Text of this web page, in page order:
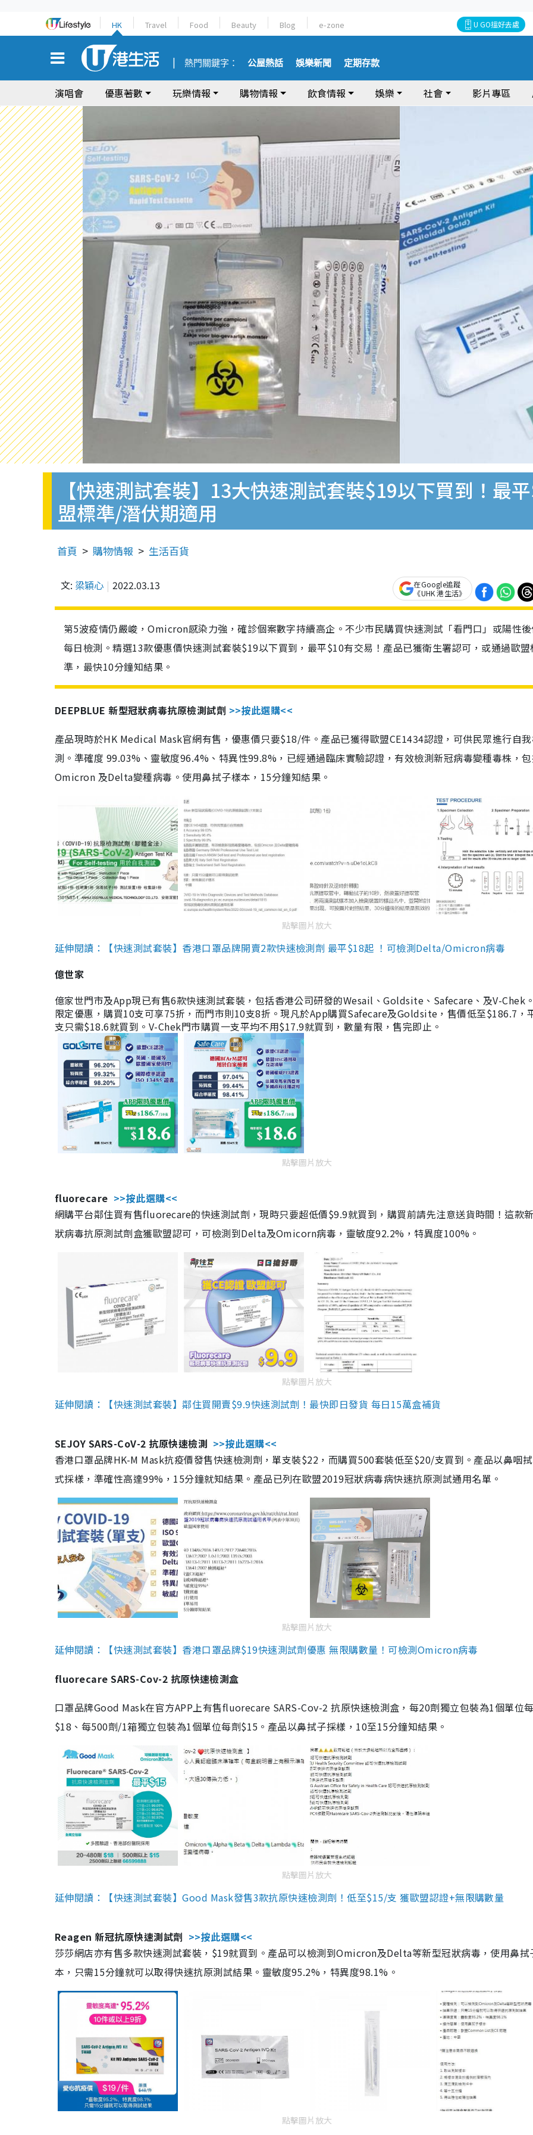
HK Travel Food Beauty Blog e-zone U GO搵好去處
熱門關鍵字： 公屋熱話 娛樂新聞 定期存款
演唱會 優惠著數 玩樂情報 購物情報 飲食情報 娛樂 社會 影片專區
【快速測試套裝】13大快速測試套裝$19以下買到！最
盟標準/潛伏期適用
首頁 購物情報 生活百貨
文: 梁穎心 2022.03.13
在Google追蹤
《UHK 港生活》
第5波疫情仍嚴峻，Omicron感染力強，確診個案數字持續高企。不少市民購買快速測試「看門口」或陽性
每日檢測。精選13款優惠價快速測試套裝$19以下買到，最平$10有交易！產品已獲衛生署認可，或通過歐盟
準，最快10分鐘知結果。
DEEPBLUE 新型冠狀病毒抗原檢測試劑 >>按此選購<<
產品現時於HK Medical Mask官網有售，優惠價只要$18/件。產品已獲得歐盟CE1434認證，可供民眾進行自
測。準確度 99.03%、靈敏度96.4%、特異性99.8%，已經通過臨床實驗認證，有效檢測新冠病毒變種毒株，
Omicron 及Delta變種病毒。使用鼻拭子樣本，15分鐘知結果。
點擊圖片放大
延伸閱讀：【快速測試套裝】香港口罩品牌開賣2款快速檢測劑 最平$18起 ！可檢測Delta/Omicron病毒
億世家
億家世門市及App現已有售6款快速測試套裝，包括香港公司研發的Wesail、Goldsite、Safecare、及V-Chek
限定優惠，購買10支可享75折，而門市則10支8折。現凡於App購買Safecare及Goldsite，售價低至$186.7，
支只需$18.6就買到。V-Chek門市購買一支平均不用$17.9就買到，數量有限，售完即止。
點擊圖片放大
fluorecare >>按此選購<<
網購平台鄰住買有售fluorecare的快速測試劑，現時只要超低價$9.9就買到，購買前請先注意送貨時間！這款
狀病毒抗原測試劑盒獲歐盟認可，可檢測到Delta及Omicorn病毒，靈敏度92.2%，特異度100%。
點擊圖片放大
延伸閱讀：【快速測試套裝】鄰住買開賣$9.9快速測試劑！最快即日發貨 每日15萬盒補貨
SEJOY SARS-CoV-2 抗原快速檢測 >>按此選購<<
香港口罩品牌HK-M Mask抗疫價發售快速檢測劑，單支裝$22，而購買500套裝低至$20/支買到。產品以鼻咽
式採樣，準確性高達99%，15分鐘就知結果。產品已列在歐盟2019冠狀病毒病快速抗原測試通用名單。
點擊圖片放大
延伸閱讀：【快速測試套裝】香港口罩品牌$19快速測試劑優惠 無限購數量！可檢測Omicron病毒
fluorecare SARS-Cov-2 抗原快速檢測盒
口罩品牌Good Mask在官方APP上有售fluorecare SARS-Cov-2 抗原快速檢測盒，每20劑獨立包裝為1個單位
$18、每500劑/1箱獨立包裝為1個單位每劑$15。產品以鼻拭子採樣，10至15分鐘知結果。
點擊圖片放大
延伸閱讀：【快速測試套裝】Good Mask發售3款抗原快速檢測劑！低至$15/支 獲歐盟認證+無限購數量
Reagen 新冠抗原快速測試劑 >>按此選購<<
莎莎網店亦有售多款快速測試套裝，$19就買到。產品可以檢測到Omicron及Delta等新型冠狀病毒，使用鼻拭
本，只需15分鐘就可以取得快速抗原測試結果。靈敏度95.2%，特異度98.1%。
點擊圖片放大